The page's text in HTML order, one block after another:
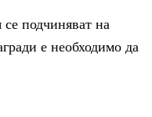
подчиняват на
е необходимо да